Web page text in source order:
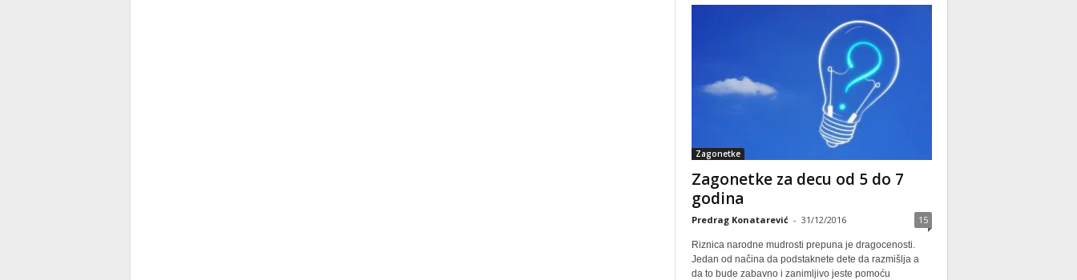
Zagonetke
Zagonetke za decu od 5 do 7
godina
Predrag Konatarević - 31/12/2016 15
Riznica narodne mudrosti prepuna je dragocenosti.
Jedan od načina da podstaknete dete da razmišlja a
da to bude zabavno i zanimljivo jeste pomoću